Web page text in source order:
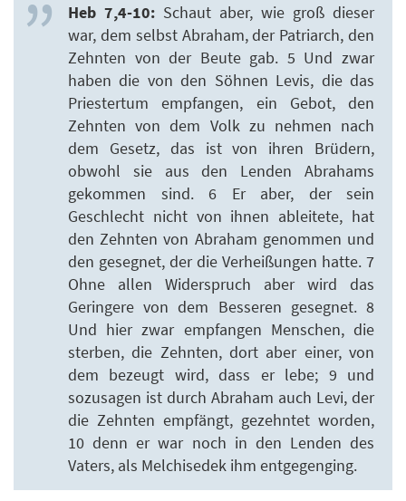
Heb 7,4-10: Schaut aber, wie groß dieser
war, dem selbst Abraham, der Patriarch, den
Zehnten von der Beute gab. 5 Und zwar
haben die von den Söhnen Levis, die das
Priestertum empfangen, ein Gebot, den
Zehnten von dem Volk zu nehmen nach
dem Gesetz, das ist von ihren Brüdern,
obwohl sie aus den Lenden Abrahams
gekommen sind. 6 Er aber, der sein
Geschlecht nicht von ihnen ableitete, hat
den Zehnten von Abraham genommen und
den gesegnet, der die Verheißungen hatte. 7
Ohne allen Widerspruch aber wird das
Geringere von dem Besseren gesegnet. 8
Und hier zwar empfangen Menschen, die
sterben, die Zehnten, dort aber einer, von
dem bezeugt wird, dass er lebe; 9 und
sozusagen ist durch Abraham auch Levi, der
die Zehnten empfängt, gezehntet worden,
10 denn er war noch in den Lenden des
Vaters, als Melchisedek ihm entgegenging.